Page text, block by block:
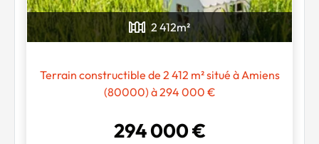
2 412m²
Terrain constructible de 2 412 m² situé à Amiens
(80000) à 294 000 €
294 000 €